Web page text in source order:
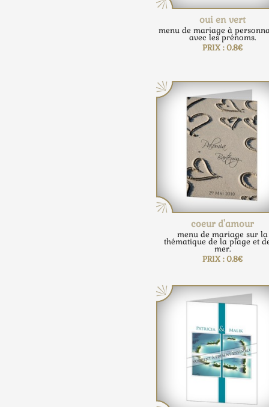
oui en vert
menu de mariage à
avec les prénoms.
PRIX : 0.8€
coeur d'amour
menu de mariage sur la
thématique de la plage et
mer.
PRIX : 0.8€